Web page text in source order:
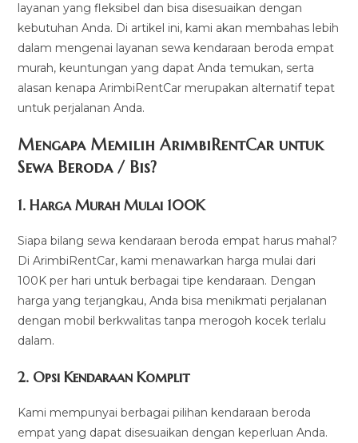
layanan yang fleksibel dan bisa disesuaikan dengan
kebutuhan Anda. Di artikel ini, kami akan membahas lebih
dalam mengenai layanan sewa kendaraan beroda empat
murah, keuntungan yang dapat Anda temukan, serta
alasan kenapa ArimbiRentCar merupakan alternatif tepat
untuk perjalanan Anda.
Mengapa Memilih ArimbiRentCar untuk
Sewa Beroda / Bis?
1.Harga Murah Mulai 100K
Siapa bilang sewa kendaraan beroda empat harus mahal?
Di ArimbiRentCar, kami menawarkan harga mulai dari
100K per hari untuk berbagai tipe kendaraan. Dengan
harga yang terjangkau, Anda bisa menikmati perjalanan
dengan mobil berkwalitas tanpa merogoh kocek terlalu
dalam.
2. Opsi Kendaraan Komplit
Kami mempunyai berbagai pilihan kendaraan beroda
empat yang dapat disesuaikan dengan keperluan Anda.